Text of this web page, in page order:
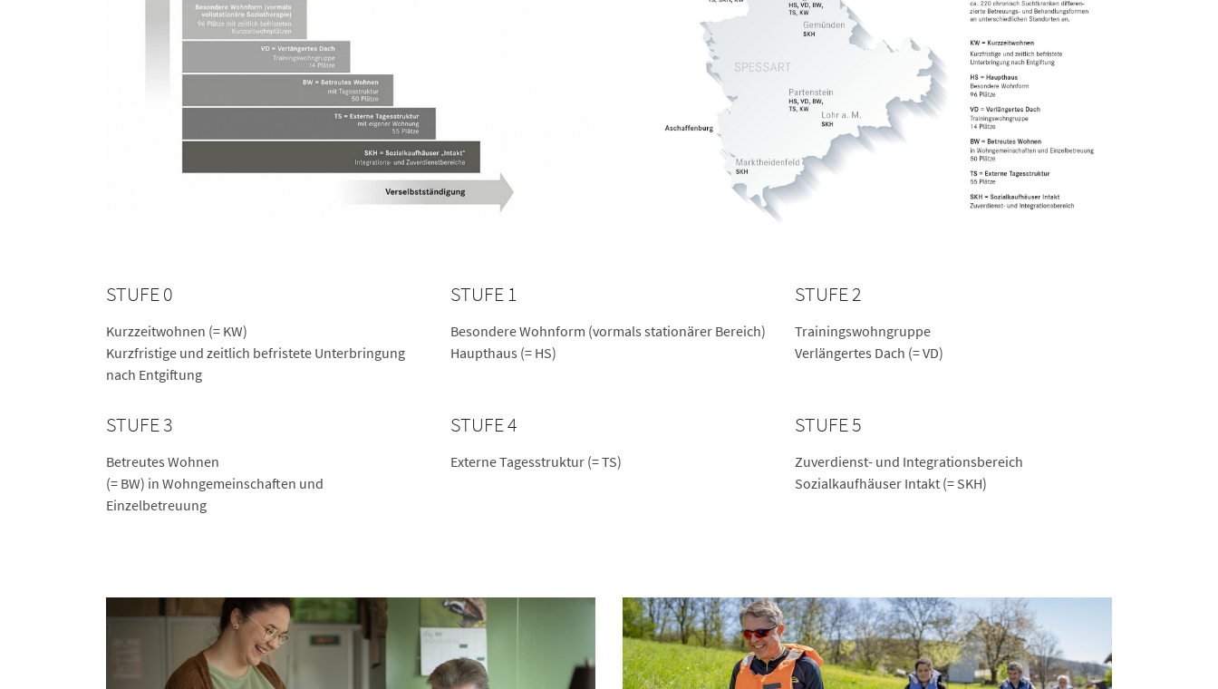
STUFE 0
Kurzzeitwohnen (= KW)
Kurzfristige und zeitlich befristete Unterbringung
nach Entgiftung
STUFE 1
Besondere Wohnform (vormals stationärer Bereich)
Haupthaus (= HS)
STUFE 2
Trainingswohngruppe
Verlängertes Dach (= VD)
STUFE 3
Betreutes Wohnen
(= BW) in Wohngemeinschaften und
Einzelbetreuung
STUFE 4
Externe Tagesstruktur (= TS)
STUFE 5
Zuverdienst- und Integrationsbereich
Sozialkaufhäuser Intakt (= SKH)